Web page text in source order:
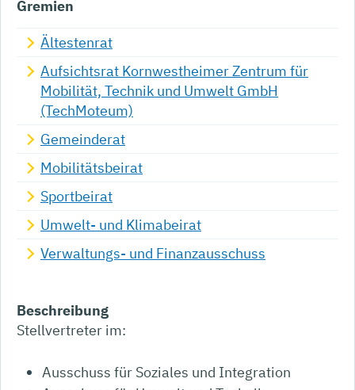
Gremien
Ältestenrat
Aufsichtsrat Kornwestheimer Zentrum für
Mobilität, Technik und Umwelt GmbH
(TechMoteum)
Gemeinderat
Mobilitätsbeirat
Sportbeirat
Umwelt- und Klimabeirat
Verwaltungs- und Finanzausschuss
Beschreibung
Stellvertreter im:
Ausschuss für Soziales und Integration